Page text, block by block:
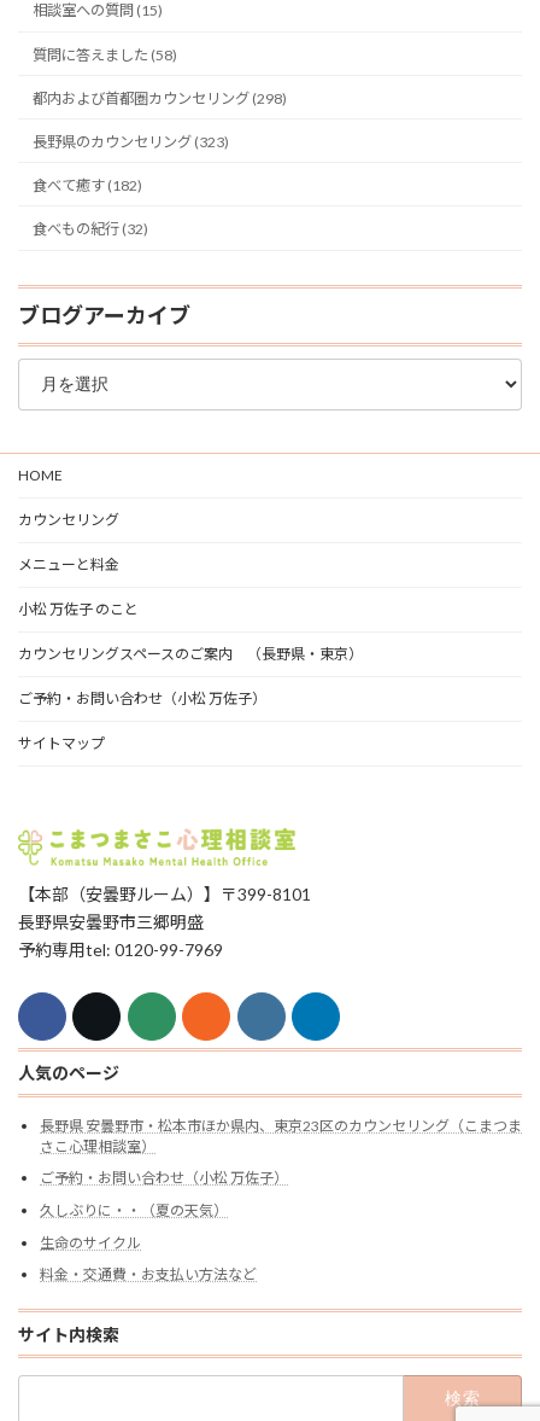
相談室への質問 (15)
質問に答えました (58)
都内および首都圏カウンセリング (298)
長野県のカウンセリング (323)
食べて癒す (182)
食べもの紀行 (32)
ブログアーカイブ
ブ
グ
ー
カ
ブ
HOME
カウンセリング
メニューと料金
小松 万佐子 のこと
カウンセリングスペースのご案内 （長野県・東京）
ご予約・お問い合わせ（小松 万佐子）
サイトマップ
【本部（安曇野ルーム）】〒399-8101
長野県安曇野市三郷明盛
予約専用tel: 0120-99-7969
人気のページ
長野県 安曇野市・松本市ほか県内、東京23区のカウンセリング（こまつま
さこ心理相談室）
ご予約・お問い合わせ（小松 万佐子）
久しぶりに・・（夏の天気）
生命のサイクル
料金・交通費・お支払い方法など
サイト内検索